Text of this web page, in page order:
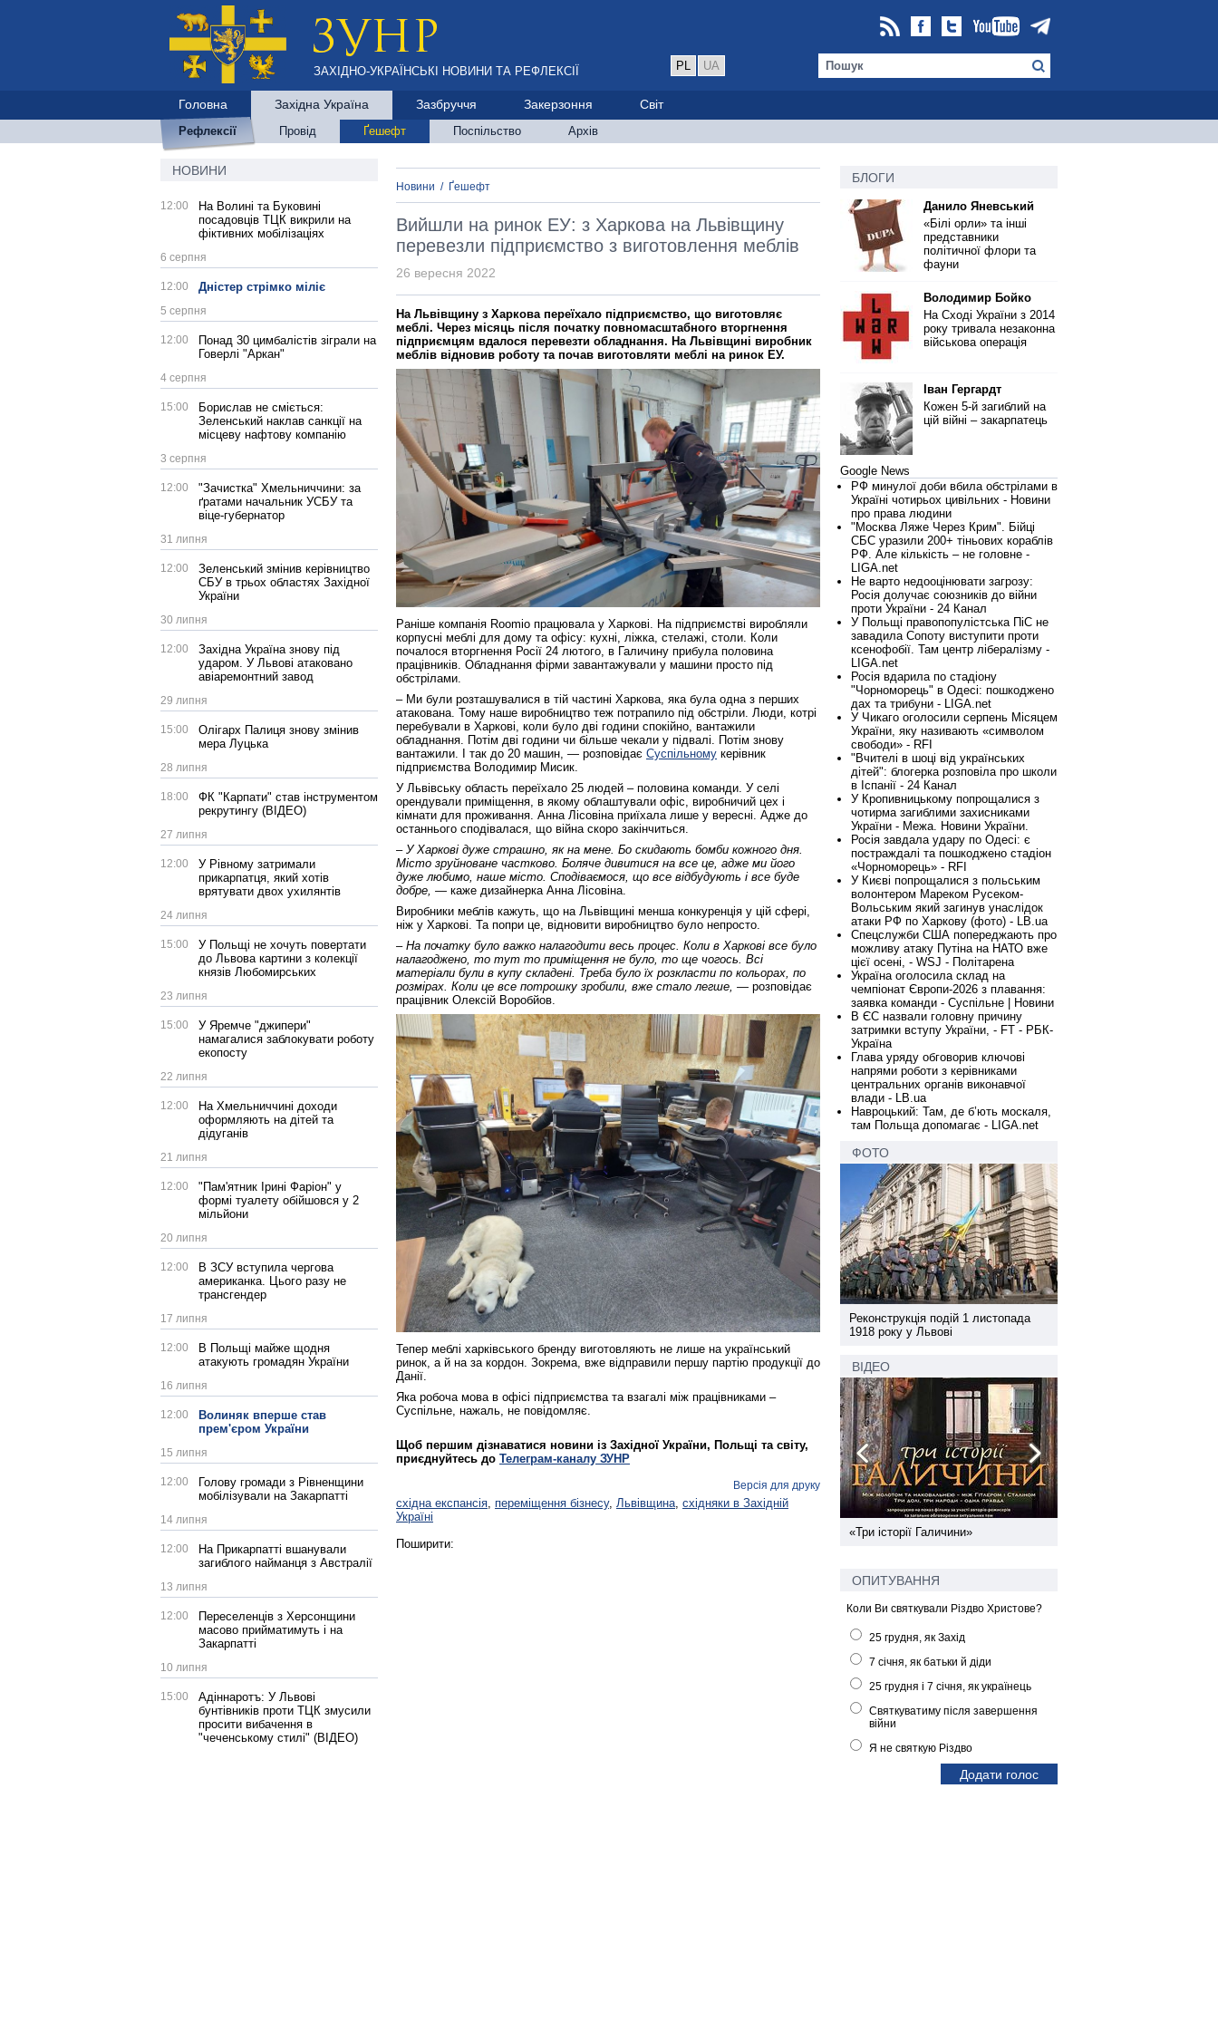
ЗАХІДНО-УКРАЇНСЬКІ НОВИНИ ТА РЕФЛЕКСІЇ PL UA
Головна Західна Україна Зазбруччя Закерзоння Світ
Рефлексії Провід Ґешефт Поспільство Архів
НОВИНИ
12:00
На Волині та Буковині
посадовців ТЦК викрили на
фіктивних мобілізаціях
6 серпня
12:00 Дністер стрімко міліє
5 серпня
12:00
Понад 30 цимбалістів зіграли на
Говерлі "Аркан"
4 серпня
15:00
Борислав не сміється:
Зеленський наклав санкції на
місцеву нафтову компанію
3 серпня
12:00
"Зачистка" Хмельниччини: за
ґратами начальник УСБУ та
віце-губернатор
31 липня
12:00
Зеленський змінив керівництво
СБУ в трьох областях Західної
України
30 липня
12:00
Західна Україна знову під
ударом. У Львові атаковано
авіаремонтний завод
29 липня
15:00
Олігарх Палиця знову змінив
мера Луцька
28 липня
18:00
ФК "Карпати" став інструментом
рекрутингу (ВІДЕО)
27 липня
12:00
У Рівному затримали
прикарпатця, який хотів
врятувати двох ухилянтів
24 липня
15:00
У Польщі не хочуть повертати
до Львова картини з колекції
князів Любомирських
23 липня
15:00
У Яремче "джипери"
намагалися заблокувати роботу
екопосту
22 липня
12:00
На Хмельниччині доходи
оформляють на дітей та
дідуганів
21 липня
12:00
"Пам'ятник Ірині Фаріон" у
формі туалету обійшовся у 2
мільйони
20 липня
12:00
В ЗСУ вступила чергова
американка. Цього разу не
трансгендер
17 липня
12:00
В Польщі майже щодня
атакують громадян України
16 липня
12:00
Волиняк вперше став
прем'єром України
15 липня
12:00
Голову громади з Рівненщини
мобілізували на Закарпатті
14 липня
12:00
На Прикарпатті вшанували
загиблого найманця з Австралії
13 липня
12:00
Переселенців з Херсонщини
масово прийматимуть і на
Закарпатті
10 липня
15:00
Адіннаротъ: У Львові
бунтівників проти ТЦК змусили
просити вибачення в
"чеченському стилі" (ВІДЕО)
Новини / Ґешефт
Вийшли на ринок ЕУ: з Харкова на Львівщину
перевезли підприємство з виготовлення меблів
26 вересня 2022
На Львівщину з Харкова переїхало підприємство, що виготовляє
меблі. Через місяць після початку повномасштабного вторгнення
підприємцям вдалося перевезти обладнання. На Львівщині виробник
меблів відновив роботу та почав виготовляти меблі на ринок ЕУ.
Раніше компанія Roomio працювала у Харкові. На підприємстві виробляли
корпусні меблі для дому та офісу: кухні, ліжка, стелажі, столи. Коли
почалося вторгнення Росії 24 лютого, в Галичину прибула половина
працівників. Обладнання фірми завантажували у машини просто під
обстрілами.
– Ми були розташувалися в тій частині Харкова, яка була одна з перших
атакована. Тому наше виробництво теж потрапило під обстріли. Люди, котрі
перебували в Харкові, коли було дві години спокійно, вантажили
обладнання. Потім дві години чи більше чекали у підвалі. Потім знову
вантажили. І так до 20 машин, — розповідає Суспільному керівник
підприємства Володимир Мисик.
У Львівську область переїхало 25 людей – половина команди. У селі
орендували приміщення, в якому облаштували офіс, виробничий цех і
кімнати для проживання. Анна Лісовіна приїхала лише у вересні. Адже до
останнього сподівалася, що війна скоро закінчиться.
– У Харкові дуже страшно, як на мене. Бо скидають бомби кожного дня.
Місто зруйноване частково. Боляче дивитися на все це, адже ми його
дуже любимо, наше місто. Сподіваємося, що все відбудують і все буде
добре, — каже дизайнерка Анна Лісовіна.
Виробники меблів кажуть, що на Львівщині менша конкуренція у цій сфері,
ніж у Харкові. Та попри це, відновити виробництво було непросто.
– На початку було важко налагодити весь процес. Коли в Харкові все було
налагоджено, то тут то приміщення не було, то ще чогось. Всі
матеріали були в купу складені. Треба було їх розкласти по кольорах, по
розмірах. Коли це все потрошку зробили, вже стало легше, — розповідає
працівник Олексій Воробйов.
Тепер меблі харківського бренду виготовляють не лише на український
ринок, а й на за кордон. Зокрема, вже відправили першу партію продукції до
Данії.
Яка робоча мова в офісі підприємства та взагалі між працівниками –
Суспільне, нажаль, не повідомляє.
Щоб першим дізнаватися новини із Західної України, Польщі та світу,
приєднуйтесь до Телеграм-каналу ЗУНР
Версія для друку
східна експансія, переміщення бізнесу, Львівщина, східняки в Західній
Україні
Поширити:
БЛОГИ
Данило Яневський
«Білі орли» та інші
представники
політичної флори та
фауни
Володимир Бойко
На Сході України з 2014
року тривала незаконна
військова операція
Іван Гергардт
Кожен 5-й загиблий на
цій війні – закарпатець
Google News
РФ минулої доби вбила обстрілами в
Україні чотирьох цивільних - Новини
про права людини
"Москва Ляже Через Крим". Бійці
СБС уразили 200+ тіньових кораблів
РФ. Але кількість – не головне -
LIGA.net
Не варто недооцінювати загрозу:
Росія долучає союзників до війни
проти України - 24 Канал
У Польщі правопопулістська ПіС не
завадила Сопоту виступити проти
ксенофобії. Там центр лібералізму -
LIGA.net
Росія вдарила по стадіону
"Чорноморець" в Одесі: пошкоджено
дах та трибуни - LIGA.net
У Чикаго оголосили серпень Місяцем
України, яку називають «символом
свободи» - RFI
"Вчителі в шоці від українських
дітей": блогерка розповіла про школи
в Іспанії - 24 Канал
У Кропивницькому попрощалися з
чотирма загиблими захисниками
України - Межа. Новини України.
Росія завдала удару по Одесі: є
постраждалі та пошкоджено стадіон
«Чорноморець» - RFI
У Києві попрощалися з польським
волонтером Мареком Русеком-
Вольським який загинув унаслідок
атаки РФ по Харкову (фото) - LB.ua
Спецслужби США попереджають про
можливу атаку Путіна на НАТО вже
цієї осені, - WSJ - Політарена
Україна оголосила склад на
чемпіонат Європи-2026 з плавання:
заявка команди - Суспільне | Новини
В ЄС назвали головну причину
затримки вступу України, - FT - РБК-
Україна
Глава уряду обговорив ключові
напрями роботи з керівниками
центральних органів виконавчої
влади - LB.ua
Навроцький: Там, де б’ють москаля,
там Польща допомагає - LIGA.net
ФОТО
Реконструкція подій 1 листопада
1918 року у Львові
Реконструкція подій 1 листопада
1918 року у Львові
ВІДЕО
«Три історії Галичини»
ОПИТУВАННЯ
Коли Ви святкували Різдво Христове?
25 грудня, як Захід
7 січня, як батьки й діди
25 грудня і 7 січня, як українець
Святкуватиму після завершення
війни
Я не святкую Різдво